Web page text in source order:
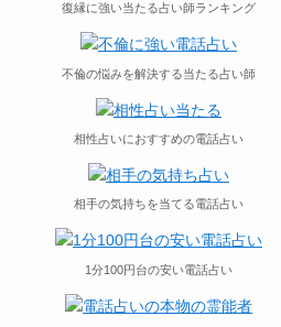
復縁に強い当たる占い師ランキング
不倫の悩みを解決する当たる占い師
相性占いにおすすめの電話占い
相手の気持ちを当てる電話占い
1分100円台の安い電話占い